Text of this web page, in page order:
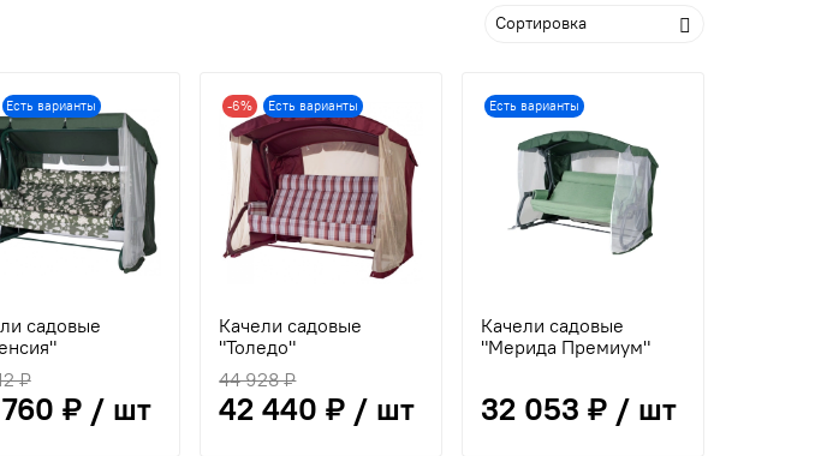
Есть варианты
садовые
₽
₽ / шт
-6% Есть варианты
Качели садовые
"Толедо"
44 928 ₽
42 440 ₽ / шт
Есть варианты
Качели садовые
"Мерида Премиум"
32 053 ₽ / шт